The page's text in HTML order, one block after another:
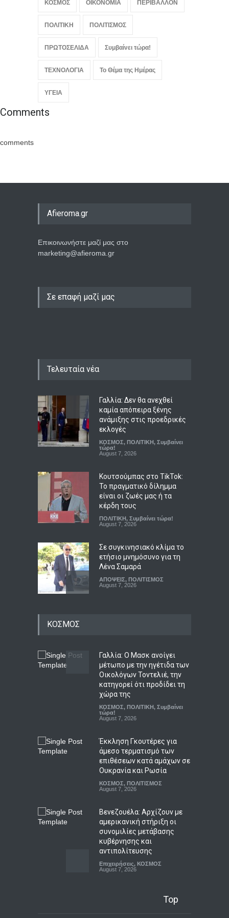
ΚΟΣΜΟΣ ΟΙΚΟΝΟΜΙΑ ΠΕΡΙΒΑΛΛΟΝ
ΠΟΛΙΤΙΚΗ ΠΟΛΙΤΙΣΜΟΣ
ΠΡΩΤΟΣΕΛΙΔΑ Συμβαίνει τώρα!
ΤΕΧΝΟΛΟΓΙΑ Το Θέμα της Ημέρας
ΥΓΕΙΑ
Comments
comments
Afieroma.gr
Επικοινωνήστε μαζί μας στο
marketing@afieroma.gr
Σε επαφή μαζί μας
Τελευταία νέα
Γαλλία: Δεν θα ανεχθεί
καμία απόπειρα ξένης
ανάμιξης στις προεδρικές
εκλογές
ΚΟΣΜΟΣ, ΠΟΛΙΤΙΚΗ, Συμβαίνει
τώρα!
August 7, 2026
Κουτσούμπας στο TikTok:
Το πραγματικό δίλημμα
είναι οι ζωές μας ή τα
κέρδη τους
ΠΟΛΙΤΙΚΗ, Συμβαίνει τώρα!
August 7, 2026
Σε συγκινησιακό κλίμα το
ετήσιο μνημόσυνο για τη
Λένα Σαμαρά
ΑΠΟΨΕΙΣ, ΠΟΛΙΤΙΣΜΟΣ
August 7, 2026
LIFESTYLE ,ΠΟΛΙΤΙΣΜΟΣ
August 7, 2026
Φεστιβάλ Λόγου και Τέχνης
«Ζορμπάς»: Τριήμερο
αφιέρωμα στον πολιτισμό
και τον Νίκο Καζαντζάκη
ΚΟΣΜΟΣ
Γαλλία: Ο Μασκ ανοίγει
μέτωπο με την ηγέτιδα των
Οικολόγων Τοντελιέ, την
κατηγορεί ότι προδίδει τη
χώρα της
ΚΟΣΜΟΣ, ΠΟΛΙΤΙΚΗ, Συμβαίνει
τώρα!
August 7, 2026
Έκκληση Γκουτέρες για
άμεσο τερματισμό των
επιθέσεων κατά αμάχων σε
Ουκρανία και Ρωσία
ΚΟΣΜΟΣ, ΠΟΛΙΤΙΣΜΟΣ
August 7, 2026
Βενεζουέλα: Αρχίζουν με
αμερικανική στήριξη οι
συνομιλίες μετάβασης
κυβέρνησης και
αντιπολίτευσης
Επιχειρήσεις, ΚΟΣΜΟΣ
August 7, 2026
καμία απόπειρα ξένηςTop